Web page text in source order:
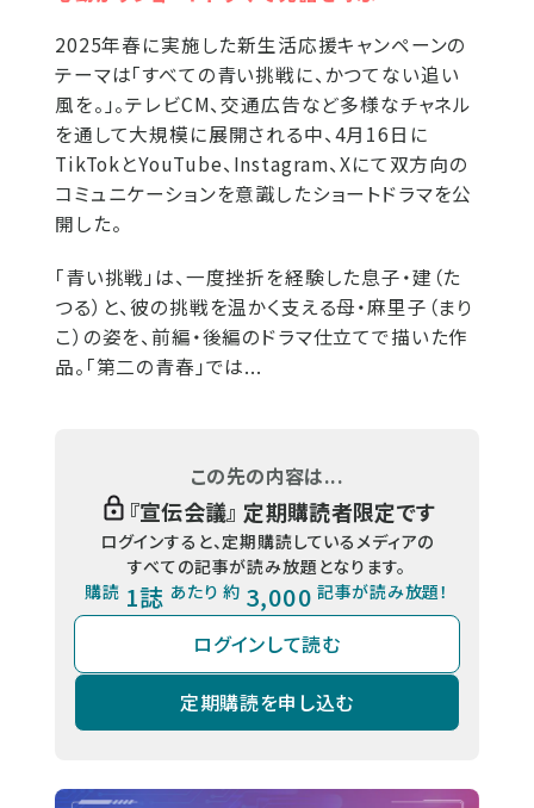
2025年春に実施した新生活応援キャンペーンの
テーマは「すべての青い挑戦に、かつてない追い
風を。」。テレビCM、交通広告など多様なチャネル
を通して大規模に展開される中、4月16日に
TikTokとYouTube、Instagram、Xにて双方向の
コミュニケーションを意識したショートドラマを公
開した。
「青い挑戦」は、一度挫折を経験した息子・建（た
つる）と、彼の挑戦を温かく支える母・麻里子（まり
こ）の姿を、前編・後編のドラマ仕立てで描いた作
品。「第二の青春」では...
この先の内容は...
『宣伝会議』 定期購読者限定です
ログインすると、定期購読しているメディアの
すべての記事が読み放題となります。
購読 1誌 あたり 約 3,000 記事が読み放題！
ログインして読む
定期購読を申し込む